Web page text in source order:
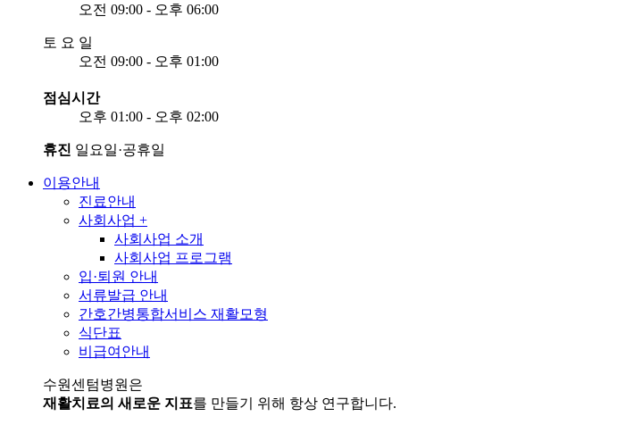
오전 09:00 - 오후 06:00
토 요 일
오전 09:00 - 오후 01:00
점심시간
오후 01:00 - 오후 02:00
휴진 일요일·공휴일
이용안내
진료안내
사회사업 +
사회사업 소개
사회사업 프로그램
입·퇴원 안내
서류발급 안내
간호간병통합서비스 재활모형
식단표
비급여안내
수원센텀병원은
재활치료의 새로운 지표를 만들기 위해 항상 연구합니다.